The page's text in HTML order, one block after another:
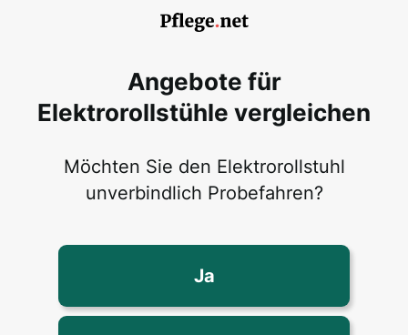
Angebote für
Elektrorollstühle vergleichen
Möchten Sie den Elektrorollstuhl
unverbindlich Probefahren?
Ja